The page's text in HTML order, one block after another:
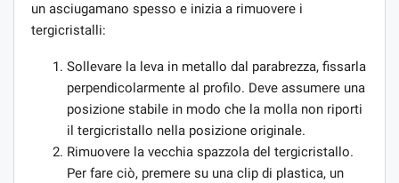
un asciugamano spesso e inizia a rimuovere i
tergicristalli:
Sollevare la leva in metallo dal parabrezza, fissarla
perpendicolarmente al profilo. Deve assumere una
posizione stabile in modo che la molla non riporti
il ​​tergicristallo nella posizione originale.
Rimuovere la vecchia spazzola del tergicristallo.
Per fare ciò, premere su una clip di plastica, un